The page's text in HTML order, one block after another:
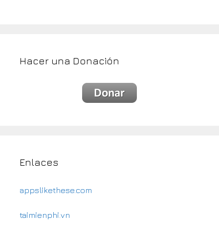
Hacer una Donación
Enlaces
appslikethese.com
taimienphi.vn